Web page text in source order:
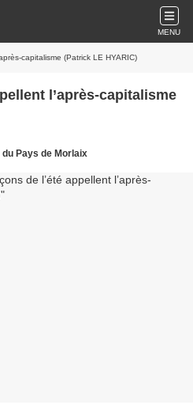
MENU
capitalisme (Patrick LE HYARIC)
l’après-capitalisme
Pays de Morlaix